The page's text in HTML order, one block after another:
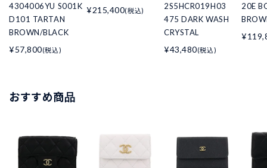
4304006YU S001K
D101 TARTAN
BROWN/BLACK
¥57,800(税込)
¥215,400(税込)
2S5HCR019H03
475 DARK WASH
CRYSTAL
¥43,480(税込)
20E
おすすめ商品